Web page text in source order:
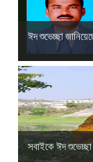
ঈদ শুভেচ্ছা
সবাইকে ঈদ শুভেচ্ছা